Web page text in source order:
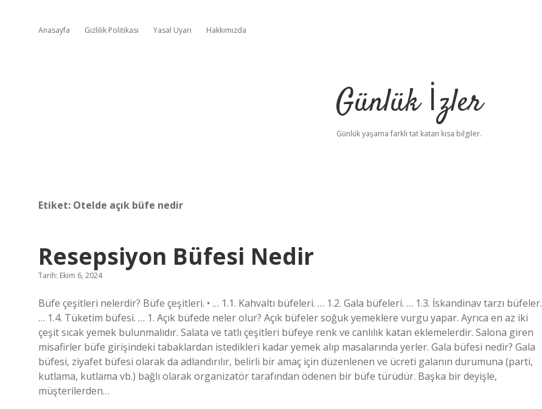
Anasayfa Gizlilik Politikası Yasal Uyarı Hakkımızda
Günlük İzler
Günlük yaşama farklı tat katan kısa bilgiler.
Etiket: Otelde açık büfe nedir
Resepsiyon Büfesi Nedir
Tarih: Ekim 6, 2024
Büfe çeşitleri nelerdir? Büfe çeşitleri. • … 1.1. Kahvaltı büfeleri. … 1.2. Gala büfeleri. … 1.3. İskandinav tarzı büfeler.
… 1.4. Tüketim büfesi. … 1. Açık büfede neler olur? Açık büfeler soğuk yemeklere vurgu yapar. Ayrıca en az iki
çeşit sıcak yemek bulunmalıdır. Salata ve tatlı çeşitleri büfeye renk ve canlılık katan eklemelerdir. Salona giren
misafirler büfe girişindeki tabaklardan istedikleri kadar yemek alıp masalarında yerler. Gala büfesi nedir? Gala
büfesi, ziyafet büfesi olarak da adlandırılır, belirli bir amaç için düzenlenen ve ücreti galanın durumuna (parti,
kutlama, kutlama vb.) bağlı olarak organizatör tarafından ödenen bir büfe türüdür. Başka bir deyişle,
müşterilerden…